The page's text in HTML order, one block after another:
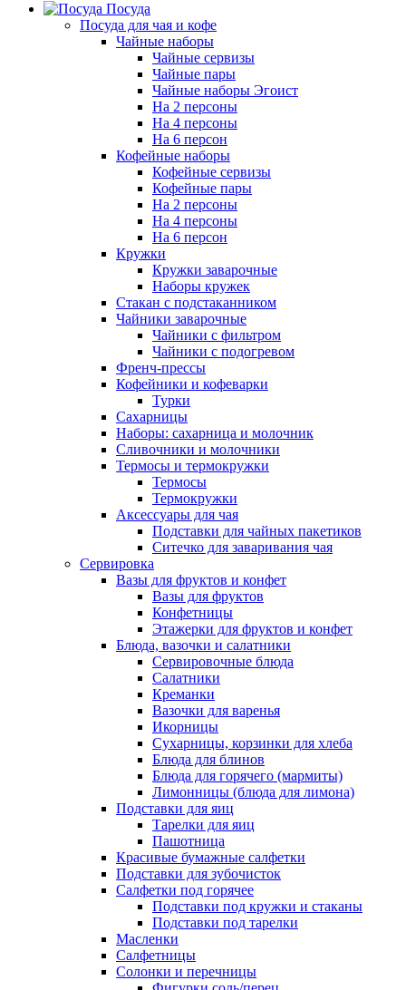
Посуда
Посуда для чая и кофе
Чайные наборы
Чайные сервизы
Чайные пары
Чайные наборы Эгоист
На 2 персоны
На 4 персоны
На 6 персон
Кофейные наборы
Кофейные сервизы
Кофейные пары
На 2 персоны
На 4 персоны
На 6 персон
Кружки
Кружки заварочные
Наборы кружек
Стакан с подстаканником
Чайники заварочные
Чайники с фильтром
Чайники с подогревом
Френч-прессы
Кофейники и кофеварки
Турки
Сахарницы
Наборы: сахарница и молочник
Сливочники и молочники
Термосы и термокружки
Термосы
Термокружки
Аксессуары для чая
Подставки для чайных пакетиков
Ситечко для заваривания чая
Сервировка
Вазы для фруктов и конфет
Вазы для фруктов
Конфетницы
Этажерки для фруктов и конфет
Блюда, вазочки и салатники
Сервировочные блюда
Салатники
Креманки
Вазочки для варенья
Икорницы
Сухарницы, корзинки для хлеба
Блюда для блинов
Блюда для горячего (мармиты)
Лимонницы (блюда для лимона)
Подставки для яиц
Тарелки для яиц
Пашотница
Красивые бумажные салфетки
Подставки для зубочисток
Салфетки под горячее
Подставки под кружки и стаканы
Подставки под тарелки
Масленки
Салфетницы
Солонки и перечницы